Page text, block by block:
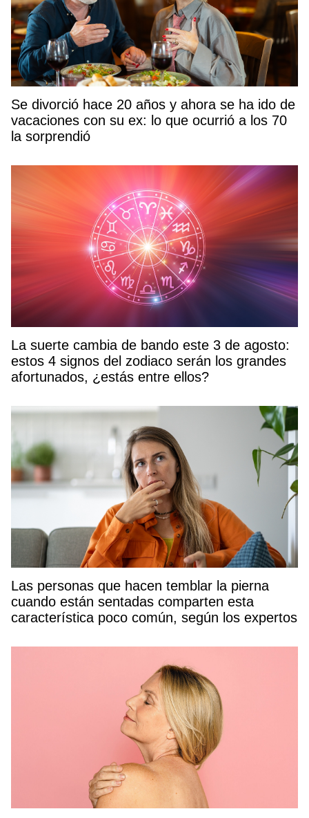
Se divorció hace 20 años y ahora se ha ido de
vacaciones con su ex: lo que ocurrió a los 70
la sorprendió
La suerte cambia de bando este 3 de agosto:
estos 4 signos del zodiaco serán los grandes
afortunados, ¿estás entre ellos?
Las personas que hacen temblar la pierna
cuando están sentadas comparten esta
característica poco común, según los expertos